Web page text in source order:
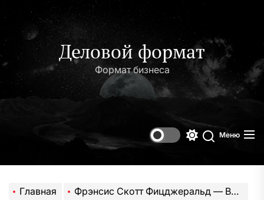
содержимому
Деловой формат
Формат бизнеса
Поиск
Меню
Главная Фрэнсис Скотт Фицджеральд — Великий Гэтсби